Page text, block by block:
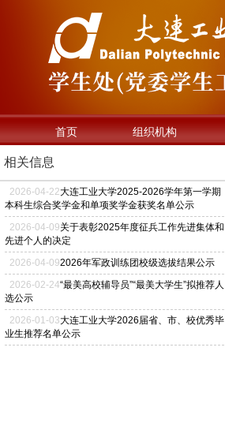
首页 组织机构
相关信息
2026-04-22大连工业大学2025-2026学年第一学期
本科生综合奖学金和单项奖学金获奖名单公示
2026-04-09关于表彰2025年度征兵工作先进集体和
先进个人的决定
2026-04-092026年军政训练团校级选拔结果公示
2026-02-24“最美高校辅导员”“最美大学生”拟推荐人
选公示
2026-01-03大连工业大学2026届省、市、校优秀毕
业生推荐名单公示